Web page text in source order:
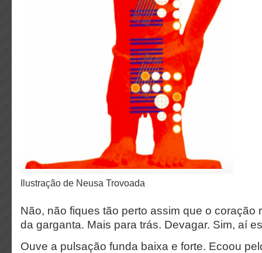
ilustração de Neusa Trovoada
Não, não fiques tão perto assim que o coração
da garganta. Mais para trás. Devagar. Sim, aí
Ouve a pulsação funda baixa e forte. Ecoou